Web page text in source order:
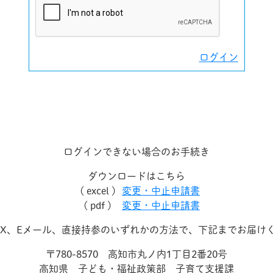
ログイン
ログインできない場合のお手続き
ダウンロードはこちら
( excel )
変更・中止申請書
( pdf )
変更・中止申請書
、Eメール、直接持参のいずれかの方法で、下記までお届け
〒780-8570 高知市丸ノ内1丁目2番20号
高知県 子ども・福祉政策部 子育て支援課